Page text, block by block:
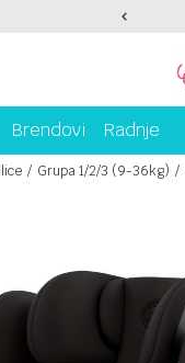
RATE!
Brendovi Radnje
Grupa 1/2/3 (9-36kg)